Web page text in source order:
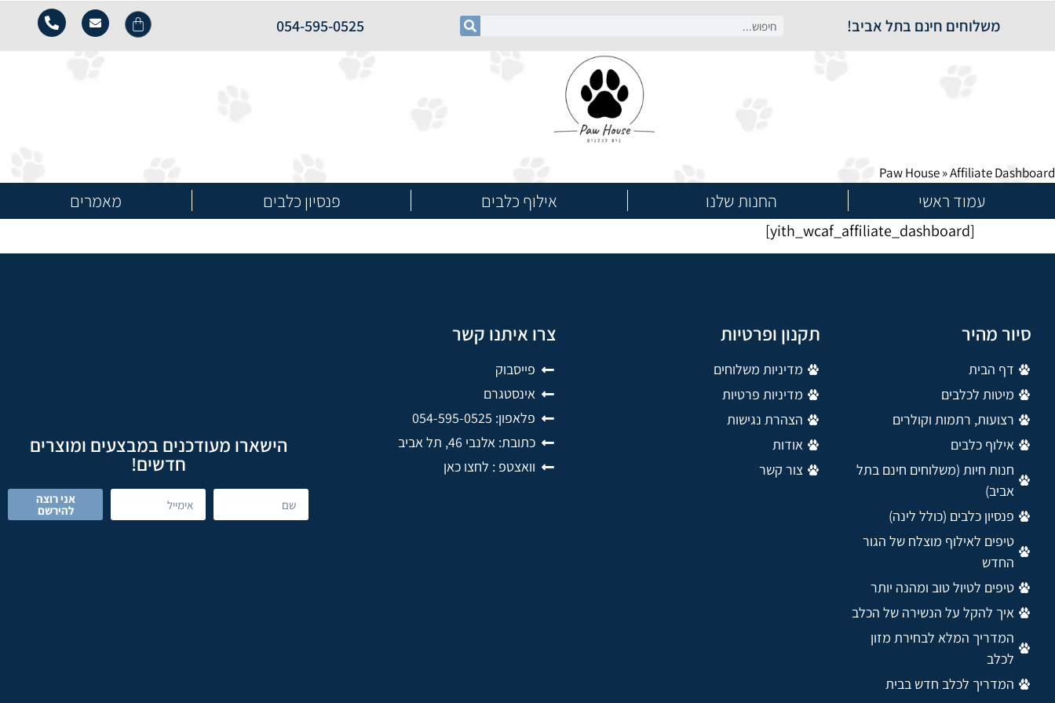
משלוחים חינם בתל אביב! 054-595-0525
Paw House»Affiliate Dashboard
עמוד ראשי החנות שלנו אילוף כלבים פנסיון כלבים מאמרים
[yith_wcaf_affiliate_dashboard]
סיור מהיר
דף הבית
מיטות לכלבים
רצועות, רתמות וקולרים
אילוף כלבים
חנות חיות (משלוחים חינם בתל
אביב)
פנסיון כלבים (כולל לינה)
טיפים לאילוף מוצלח של הגור
החדש
טיפים לטיול טוב ומהנה יותר
איך להקל על הנשירה של הכלב
המדריך המלא לבחירת מזון
לכלב
המדריך לכלב חדש בבית
תקנון ופרטיות
מדיניות משלוחים
מדיניות פרטיות
הצהרת נגישות
אודות
צור קשר
צרו איתנו קשר
פייסבוק
אינסטגרם
פלאפון: 054-595-0525
כתובת: אלנבי 46, תל אביב
וואצטפ : לחצו כאן
הישארו מעודכנים במבצעים ומוצרים
חדשים!
אני רוצה
להירשם